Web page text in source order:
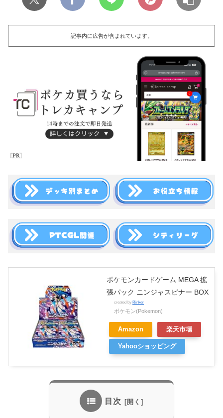
記事内に広告が含まれています。
ポケモンカードゲーム MEGA 拡
張パック ニンジャスピナー BOX
created by Rinker
ポケモン(Pokemon)
Amazon 楽天市場
Yahooショッピング
目次